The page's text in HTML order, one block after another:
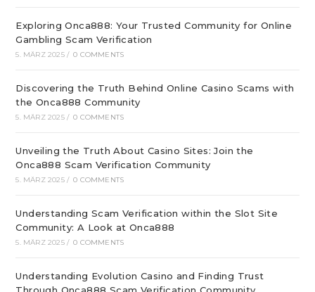
Exploring Onca888: Your Trusted Community for Online
Gambling Scam Verification
5. MÄRZ 2025 / 0 COMMENTS
Discovering the Truth Behind Online Casino Scams with
the Onca888 Community
5. MÄRZ 2025 / 0 COMMENTS
Unveiling the Truth About Casino Sites: Join the
Onca888 Scam Verification Community
5. MÄRZ 2025 / 0 COMMENTS
Understanding Scam Verification within the Slot Site
Community: A Look at Onca888
5. MÄRZ 2025 / 0 COMMENTS
Understanding Evolution Casino and Finding Trust